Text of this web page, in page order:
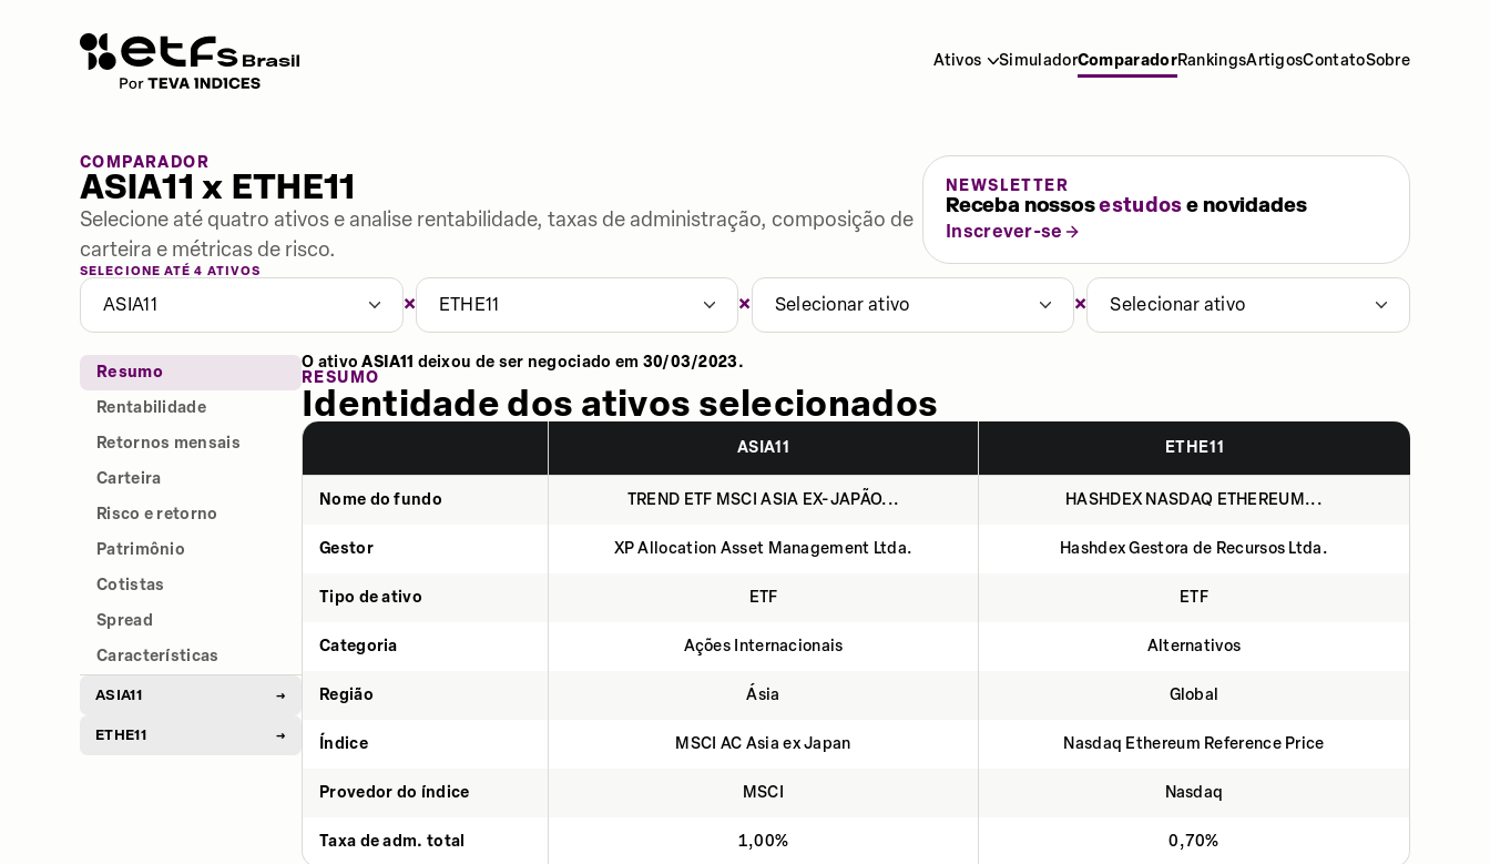
Ativos SimuladorComparadorRankingsArtigosContatoSobre
COMPARADOR
ASIA11 x ETHE11
Selecione até quatro ativos e analise rentabilidade, taxas de administração, composição de
carteira e métricas de risco.
NEWSLETTER
Receba nossosestudose novidades
Inscrever-se
SELECIONE ATÉ 4 ATIVOS
ASIA11 × ETHE11 × Selecionar ativo × Selecionar ativo
Resumo
Rentabilidade
Retornos mensais
Carteira
Risco e retorno
Patrimônio
Cotistas
Spread
Características
ASIA11 →
ETHE11 →
O ativoASIA11 deixou de ser negociado em 30/03/2023.
RESUMO
Identidade dos ativos selecionados
ASIA11 ETHE11
Nome do fundo TREND ETF MSCI ASIA EX-JAPÃO... HASHDEX NASDAQ ETHEREUM...
Gestor XP Allocation Asset Management Ltda. Hashdex Gestora de Recursos Ltda.
Tipo de ativo ETF ETF
Categoria Ações Internacionais Alternativos
Região Ásia Global
Índice MSCI AC Asia ex Japan Nasdaq Ethereum Reference Price
Provedor do índice MSCI Nasdaq
Taxa de adm. total 1,00%
0,70%